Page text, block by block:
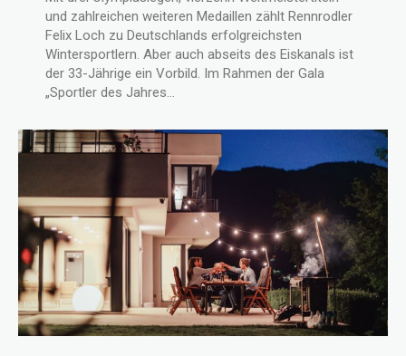
und zahlreichen weiteren Medaillen zählt Rennrodler
Felix Loch zu Deutschlands erfolgreichsten
Wintersportlern. Aber auch abseits des Eiskanals ist
der 33-Jährige ein Vorbild. Im Rahmen der Gala
„Sportler des Jahres...